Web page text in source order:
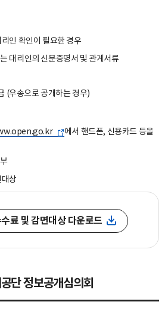
인 확인이 필요한 경우
대리인의 신분증명서 및 관계서류
(우송으로 공개하는 경우)
에서 핸드폰, 신용카드 등을
상
료 및 감면대상다운로드
단 정보공개심의회